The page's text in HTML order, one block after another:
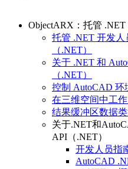
ObjectARX：托管
托管 .NET 开发人
（.NET）
关于 .NET 和
（.NET）
控制 AutoCAD 环
在三维空间中工作
结果缓冲区数据类
关于.NET和
API（.NET）
开发人员指
AutoCAD